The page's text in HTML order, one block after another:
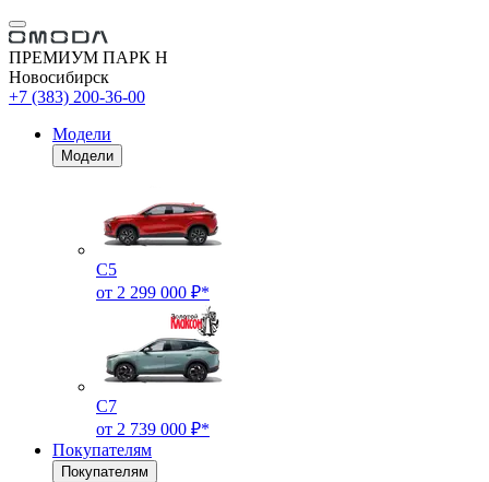
ПРЕМИУМ ПАРК Н
Новосибирск
+7 (383) 200-36-00
Модели
Модели
C5
от 2 299 000 ₽*
C7
от 2 739 000 ₽*
Покупателям
Покупателям